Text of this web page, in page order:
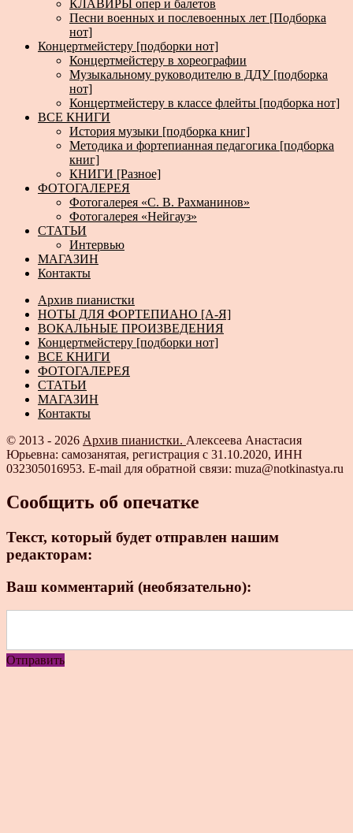
КЛАВИРЫ опер и балетов
Песни военных и послевоенных лет [Подборка
нот]
Концертмейстеру [подборки нот]
Концертмейстеру в хореографии
Музыкальному руководителю в ДДУ [подборка
нот]
Концертмейстеру в классе флейты [подборка нот]
ВСЕ КНИГИ
История музыки [подборка книг]
Методика и фортепианная педагогика [подборка
книг]
КНИГИ [Разное]
ФОТОГАЛЕРЕЯ
Фотогалерея «С. В. Рахманинов»
Фотогалерея «Нейгауз»
СТАТЬИ
Интервью
МАГАЗИН
Контакты
Архив пианистки
НОТЫ ДЛЯ ФОРТЕПИАНО [А-Я]
ВОКАЛЬНЫЕ ПРОИЗВЕДЕНИЯ
Концертмейстеру [подборки нот]
ВСЕ КНИГИ
ФОТОГАЛЕРЕЯ
СТАТЬИ
МАГАЗИН
Контакты
© 2013 - 2026 Архив пианистки. Алексеева Анастасия
Юрьевна: самозанятая, регистрация с 31.10.2020, ИНН
032305016953. E-mail для обратной связи: muza@notkinastya.ru
Сообщить об опечатке
Текст, который будет отправлен нашим
редакторам:
Ваш комментарий (необязательно):
Отправить